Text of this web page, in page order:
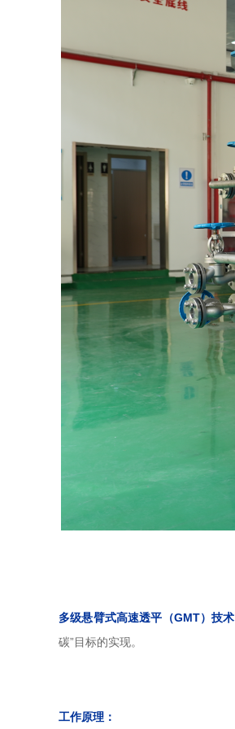
多级悬臂式高速透平（GMT）技术
碳”目标的实现。
工作原理：